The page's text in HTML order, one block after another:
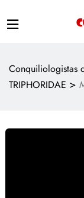
Conquiliologistas
TRIPHORIDAE >